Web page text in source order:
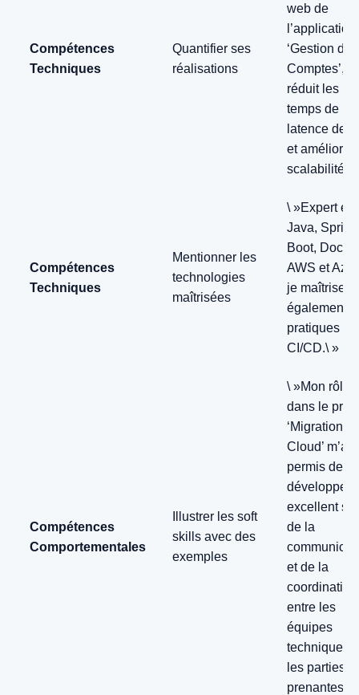
Compétences
Techniques
Quantifier ses
réalisations
web de
l’application
‘Gestion de
Comptes’,
réduit les
temps de
latence de
et amélioré
scalabilité.\
Compétences
Techniques
Mentionner les
technologies
maîtrisées
\ »Expert en
Java, Spring
Boot,
AWS et
je maîtrise
également
pratiques
CI/CD.\ »
Compétences
Comportementales
Illustrer les soft
skills avec des
exemples
\ »Mon rôle
dans le
‘Migration
Cloud’ m’a
permis de
développer
excellent
de la
et de la
coordination
entre les
équipes
techniques
les parties
prenantes.\